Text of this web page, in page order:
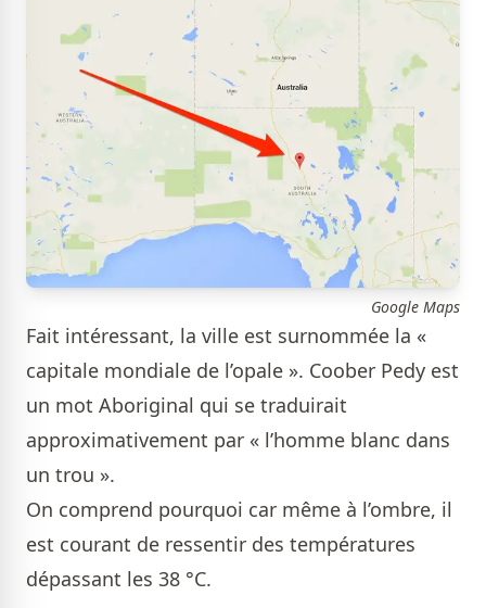
Google Maps
Fait intéressant, la ville est surnommée la «
capitale mondiale de l’opale ». Coober Pedy est
un mot Aboriginal qui se traduirait
approximativement par « l’homme blanc dans
un trou ».
On comprend pourquoi car même à l’ombre, il
est courant de ressentir des températures
dépassant les 38 °C.